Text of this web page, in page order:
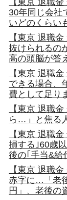
【東京 退職
30年同じ会社
いどのくらい
【東京 退職
抜けられるの
高の頭脳が答
【東京 退職
できる場合、
費として足り
【東京 退職
ら…」と焦る
【東京 退職
損する｣60歳
後の｢手当&給
【東京 退職
赤字に…「老
円」、老後の